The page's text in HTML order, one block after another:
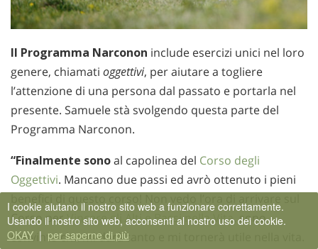
Il Programma Narconon include esercizi unici nel loro
genere, chiamati oggettivi, per aiutare a togliere
l’attenzione di una persona dal passato e portarla nel
presente. Samuele stà svolgendo questa parte del
Programma Narconon.
“Finalmente sonoal capolinea del Corso degli
Oggettivi. Mancano due passi ed avrò ottenuto i pieni
Corso perVincere gli Alti e Bassi nella Vita, sono
convinto che mi darà tanto e mi tornerà utile nella vita.
I cookie aiutano il nostro sito web a funzionare correttamente.
Usando il nostro sito web, acconsenti al nostro uso dei cookie.
OKAY | per saperne di più